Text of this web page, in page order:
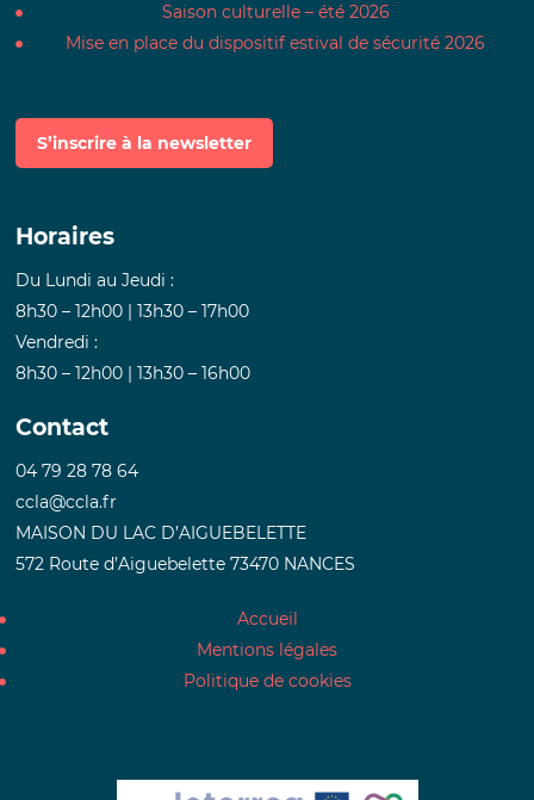
Saison culturelle – été 2026
Mise en place du dispositif estival de sécurité 2026
S’inscrire à la newsletter
Horaires
Du Lundi au Jeudi :
8h30 – 12h00 | 13h30 – 17h00
Vendredi :
8h30 – 12h00 | 13h30 – 16h00
Contact
04 79 28 78 64
ccla@ccla.fr
MAISON DU LAC D’AIGUEBELETTE
572 Route d’Aiguebelette 73470 NANCES
Accueil
Mentions légales
Politique de cookies